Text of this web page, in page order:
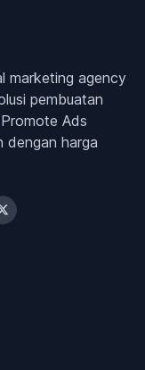
marketing agency
pembuatan
Ads
dengan harga